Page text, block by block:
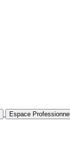
Espace Professionnel